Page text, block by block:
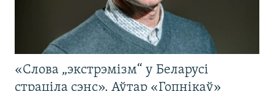
«Слова „экстрэмізм“ у Беларусі
страціла сэнс». Аўтар «Гопнікаў»